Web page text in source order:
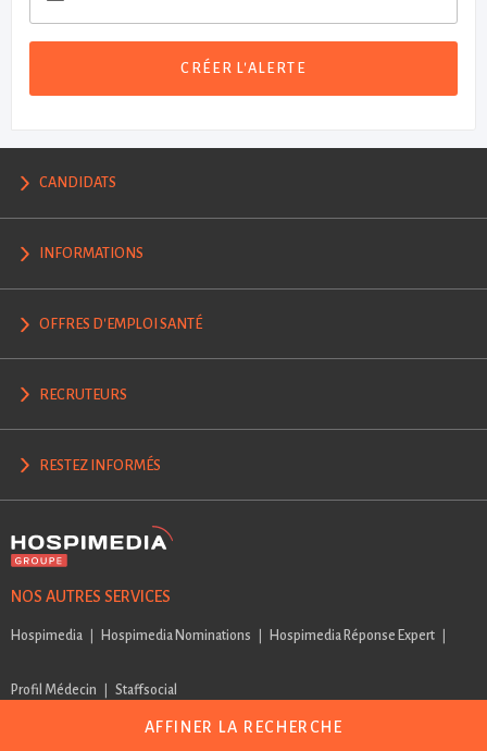
AFFINER LA RECHERCHE
CRÉER L'ALERTE
CANDIDATS
INFORMATIONS
OFFRES D'EMPLOI SANTÉ
RECRUTEURS
RESTEZ INFORMÉS
NOS AUTRES SERVICES
Hospimedia Hospimedia Nominations Hospimedia Réponse Expert
Profil Médecin Staffsocial